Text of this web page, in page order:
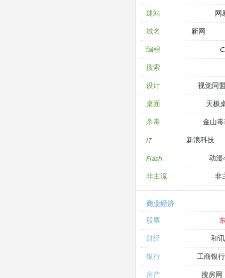
建站 网
域名 新网
编程
搜索
设计 视觉同
桌面 天极
杀毒 金山
IT 新浪科技
Flash 动漫
非主流 非
商业经济
股票
财经 和
银行 工商银行
房产 搜房网